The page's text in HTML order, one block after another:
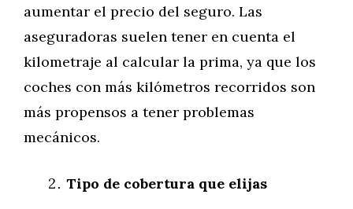
aumentar el precio del seguro. Las
aseguradoras suelen tener en cuenta el
kilometraje al calcular la prima, ya que los
coches con más kilómetros recorridos son
más propensos a tener problemas
mecánicos.
Tipo de cobertura que elijas